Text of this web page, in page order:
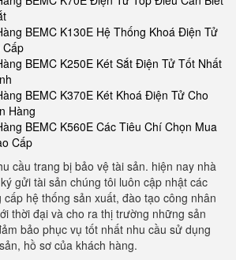
BEMC K130E Hệ Thống Khoá Điện Tử
Cấp
BEMC K250E Két Sắt Điện Tử Tốt Nhất
BEMC K370E Két Khoá Điện Tử Cho
Hàng
BEMC K560E Các Tiêu Chí Chọn Mua
Cấp
cầu trang bị bảo vệ tài sản. hiện nay nhà
gửi tài sản chúng tôi luôn cập nhật các
hệ thống sản xuất, đào tạo công nhân
thời đại và cho ra thị trường những sản
bảo phục vụ tốt nhất nhu cầu sử dụng
hồ sơ của khách hàng.